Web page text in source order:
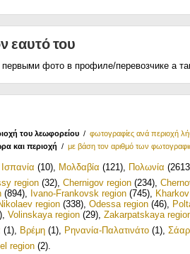
εαυτό του
фото в профиле/перевозчике а
του λεωφορείου / φωτογραφίες ανά περιοχή
και περιοχή / με βάση τον αριθμό των
Ισπανία (10), Μολδαβία (121), Πολωνία
region (32), Chernigov region (234),
(894), Ivano-Frankovsk region (745),
region (338), Odessa region (46),
, Volinskaya region (29), Zakarpatskaya
(1), Βρέμη (1), Ρηνανία-Παλατινάτο (1),
region (2).